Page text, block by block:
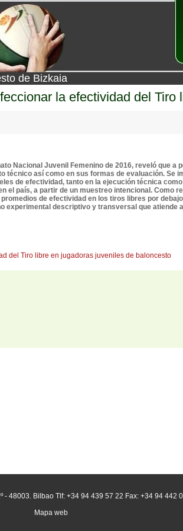
de Bizkaia
la efectividad del
Nacional Juvenil Femenino de 2016, reveló que
técnico así como en sus formas de evaluación. Se
de efectividad, tanto en la ejecución técnica
el país, a partir de un muestreo intencional. Como
de efectividad en los tiros libres por
experimental descriptivo y transversal que atiende
del Tiro libre en jugadoras juveniles de baloncesto
- 48003. Bilbao Tlf: +34 94 439 57 22 Fax: +34 94 442
Mapa web